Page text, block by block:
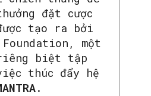
đặt cược
tạo ra bởi
Foundation, một
biệt tập
thúc đẩy hệ
.